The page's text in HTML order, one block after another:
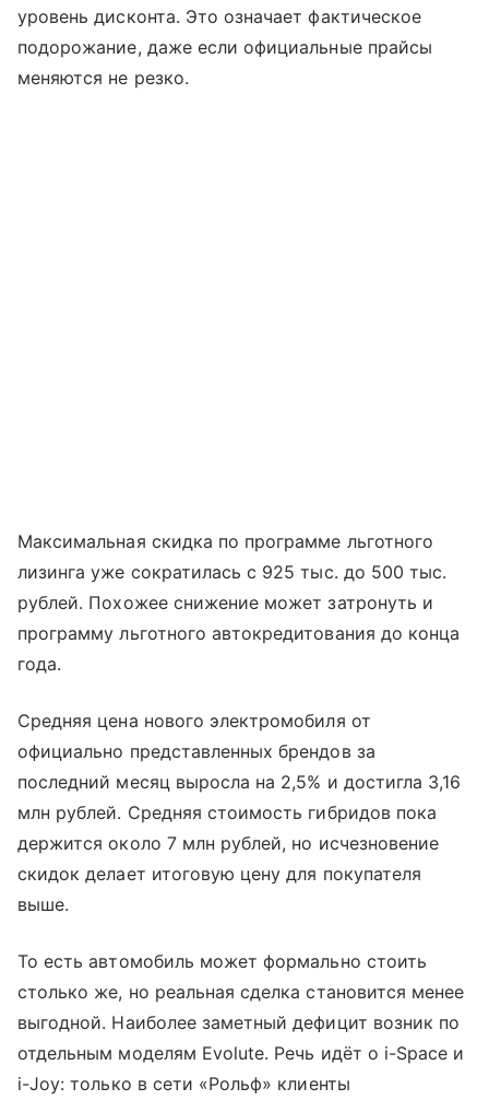
уровень дисконта. Это означает фактическое
подорожание, даже если официальные прайсы
меняются не резко.
Максимальная скидка по программе льготного
лизинга уже сократилась с 925 тыс. до 500 тыс.
рублей. Похожее снижение может затронуть и
программу льготного автокредитования до конца
года.
Средняя цена нового электромобиля от
официально представленных брендов за
последний месяц выросла на 2,5% и достигла 3,16
млн рублей. Средняя стоимость гибридов пока
держится около 7 млн рублей, но исчезновение
скидок делает итоговую цену для покупателя
выше.
То есть автомобиль может формально стоить
столько же, но реальная сделка становится менее
выгодной. Наиболее заметный дефицит возник по
отдельным моделям Evolute. Речь идёт о i-Space и
i-Joy: только в сети «Рольф» клиенты